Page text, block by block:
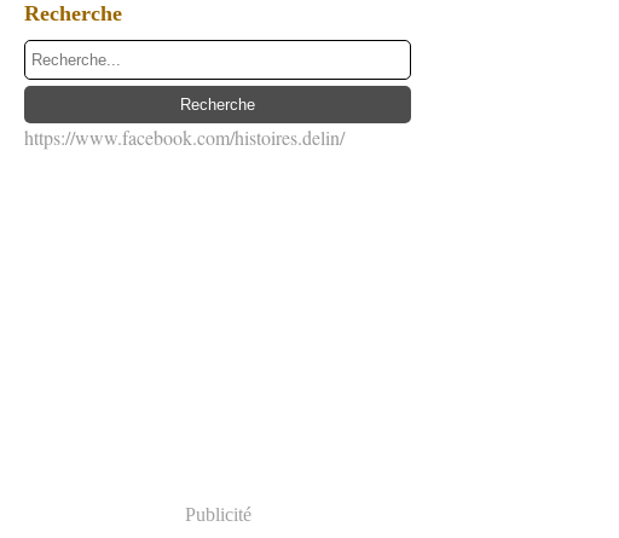
Recherche
https://www.facebook.com/histoires.delin/
Publicité